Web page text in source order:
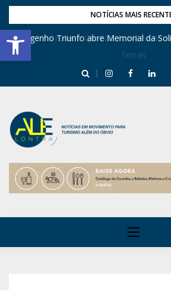
Barra de Ferramentas Aberta
NOTÍCIAS MAIS
Dona Inês recebe Geraldo Azevedo no
Serras
Engenho Triunfo abre Memorial da